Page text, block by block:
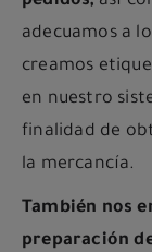
adecuamos a
creamos
en nuestro
finalidad de
la mercancía.
También nos
preparación